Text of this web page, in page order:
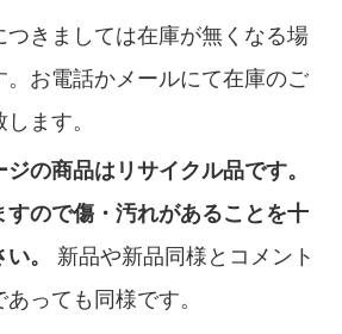
つきましては在庫が無くなる場
。お電話かメールにて在庫のご
ます。
ジの商品はリサイクル品です。
すので傷・汚れがあることを十
。
新品や新品同様とコメント
っても同様です。